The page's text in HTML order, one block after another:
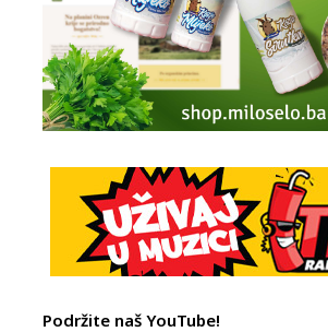
Podržite naš YouTube!